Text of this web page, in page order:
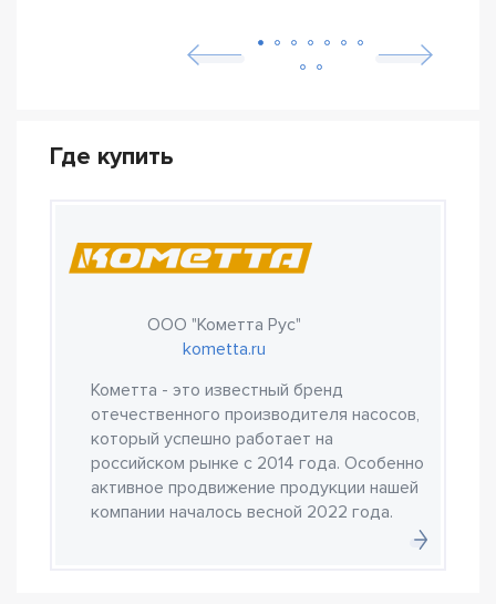
Где купить
ООО "Кометта Рус"
kometta.ru
Кометта - это известный бренд
отечественного производителя насосов,
который успешно работает на
российском рынке с 2014 года. Особенно
активное продвижение продукции нашей
компании началось весной 2022 года.